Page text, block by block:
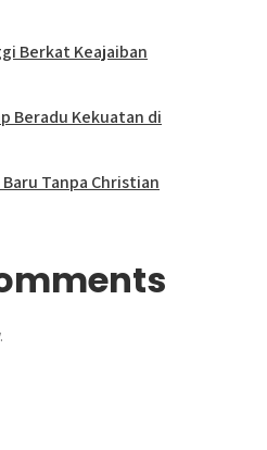
Berkat Keajaiban
Beradu Kekuatan di
Baru Tanpa Christian